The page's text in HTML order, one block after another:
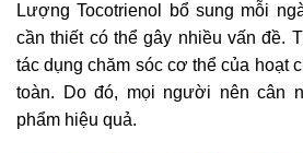
Lượng Tocotrienol bổ sung mỗi
cần thiết có thể gây nhiều vấn đề.
tác dụng chăm sóc cơ thể của hoạt
toàn. Do đó, mọi người nên cân
phẩm hiệu quả.